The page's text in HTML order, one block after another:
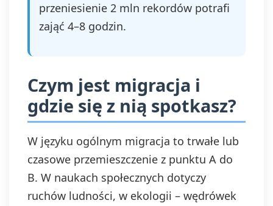
przeniesienie 2 mln rekordów potrafi
zająć 4–8 godzin.
Czym jest migracja i
gdzie się z nią spotkasz?
W języku ogólnym migracja to trwałe lub
czasowe przemieszczenie z punktu A do
B. W naukach społecznych dotyczy
ruchów ludności, w ekologii – wędrówek